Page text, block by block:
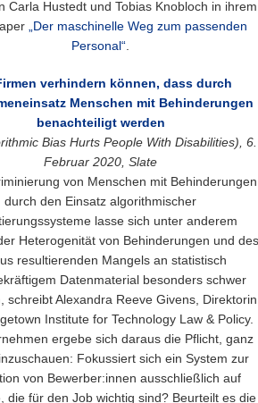
Carla Hustedt und Tobias Knobloch in ihrem
„Der maschinelle Weg zum passenden
Personal“
verhindern können, dass durch
Menschen mit Behinderungen
benachteiligt werden
Bias Hurts People With Disabilities), 6.
Februar 2020, Slate
von Menschen mit Behinderungen
durch den Einsatz algorithmischer
lasse sich unter anderem
Heterogenität von Behinderungen und des
resultierenden Mangels an statistisch
Datenmaterial besonders schwer
schreibt Alexandra Reeve Givens, Direktorin
Institute for Technology Law & Policy.
ergebe sich daraus die Pflicht, ganz
Fokussiert sich ein System zur
von Bewerber:innen ausschließlich auf
die für den Job wichtig sind? Beurteilt es die